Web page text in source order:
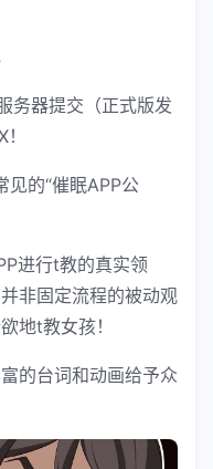
务器提交（正式版发
的“催眠APP公
进行t教的真实领
非固定流程的被动观
地t教女孩！
的台词和动画给予众